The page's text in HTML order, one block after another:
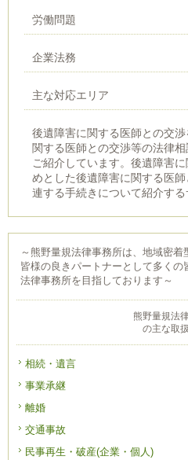
～熊野量規法律事務所は、地域密
皆様の良きパートナーとして多く
法律事務所を目指しております～
熊野量規法
の主な取
相続・遺言
事業承継
離婚
交通事故
民事再生・破産(企業・個人)
労働問題
企業法務
主な対応エリア
後遺障害に関する医師との交
関する医師との交渉等の法律
ご紹介しています。後遺障害
めとした後遺障害に関する医
連する手続きについて紹介する